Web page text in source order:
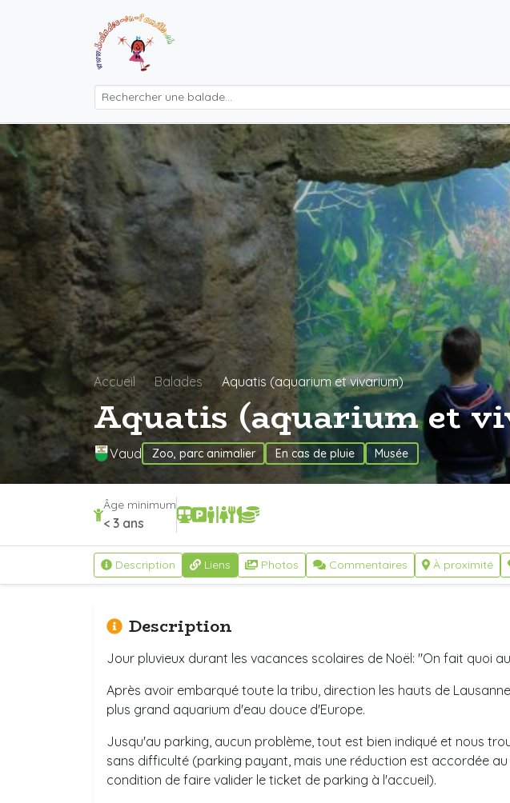
Accueil Balades Aquatis (aquarium et vivarium)
Aquatis (aquarium et
Vaud Zoo, parc animalier En cas de pluie Musée
Âge minimum
< 3 ans
Description Liens Photos Commentaires À proximité
Description
Jour pluvieux durant les vacances scolaires de Noël: "On fait quoi
Après avoir embarqué toute la tribu, direction les hauts de
plus grand aquarium d'eau douce d'Europe.
Jusqu'au parking, aucun problème, tout est bien indiqué et nous
sans difficulté (parking payant, mais une réduction est accordée
condition de faire valider le ticket de parking à l'accueil).